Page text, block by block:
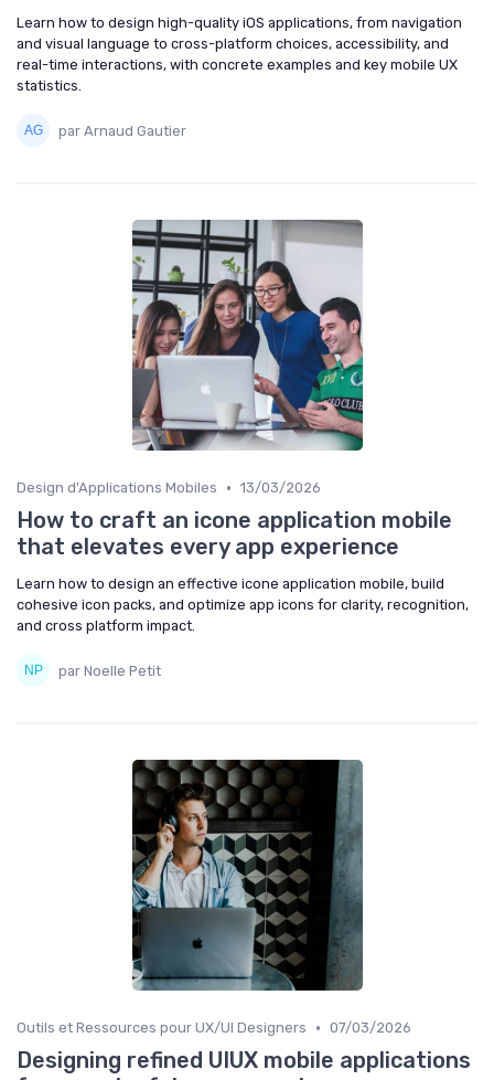
Learn how to design high-quality iOS applications, from navigation
and visual language to cross-platform choices, accessibility, and
real-time interactions, with concrete examples and key mobile UX
statistics.
par Arnaud Gautier
Design d'Applications Mobiles • 13/03/2026
How to craft an icone application mobile
that elevates every app experience
Learn how to design an effective icone application mobile, build
cohesive icon packs, and optimize app icons for clarity, recognition,
and cross platform impact.
par Noelle Petit
Outils et Ressources pour UX/UI Designers • 07/03/2026
Designing refined UIUX mobile applications